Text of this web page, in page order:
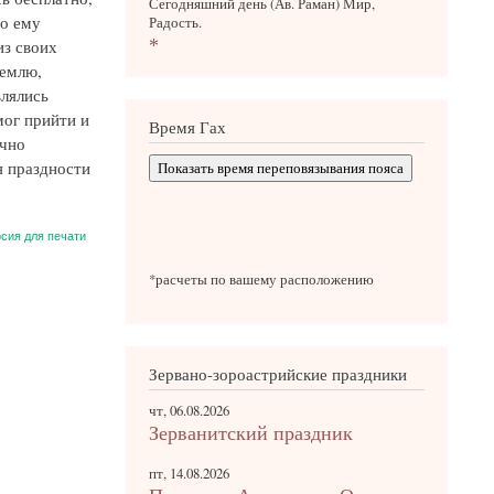
ему
своих
прийти и
праздности
для печати
Сегодняшний день (Ав. Раман) Мир,
Радость.
*
Время Гах
Показать время переповязывания пояса
*расчеты по вашему расположению
Зервано-зороастрийские праздники
чт, 06.08.2026
Зерванитский праздник
пт, 14.08.2026